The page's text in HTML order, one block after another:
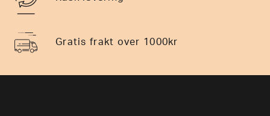
Gratis frakt over 1000kr